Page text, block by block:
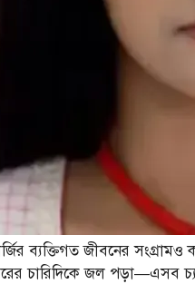
ব্যক্তিগত জীবনের
চারিদিকে জল পড়া—এসব